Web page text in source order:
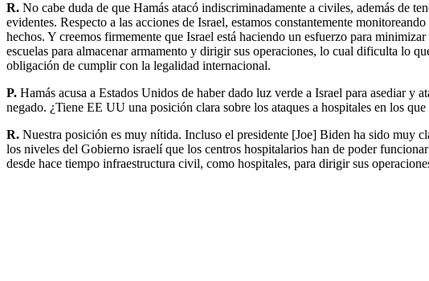
R. No cabe duda de que Hamás atacó indiscriminadamente a civiles, además de
evidentes. Respecto a las acciones de Israel, estamos constantemente
hechos. Y creemos firmemente que Israel está haciendo un esfuerzo para
escuelas para almacenar armamento y dirigir sus operaciones, lo cual dificulta lo
obligación de cumplir con la legalidad internacional.
P. Hamás acusa a Estados Unidos de haber dado luz verde a Israel para asediar
negado. ¿Tiene EE UU una posición clara sobre los ataques a hospitales en los
R. Nuestra posición es muy nítida. Incluso el presidente [Joe] Biden ha sido muy
los niveles del Gobierno israelí que los centros hospitalarios han de poder
desde hace tiempo infraestructura civil, como hospitales, para dirigir sus